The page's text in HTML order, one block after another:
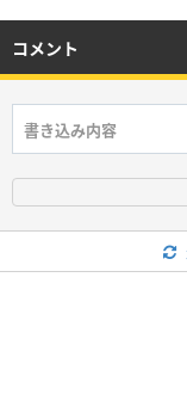
コメント